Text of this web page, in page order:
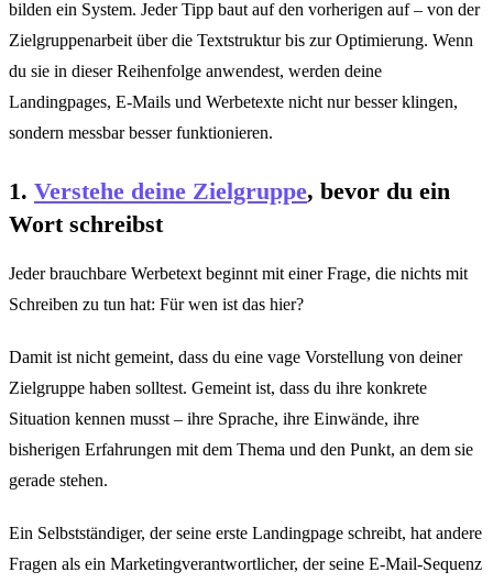
bilden ein System. Jeder Tipp baut auf den vorherigen auf – von der
Zielgruppenarbeit über die Textstruktur bis zur Optimierung. Wenn
du sie in dieser Reihenfolge anwendest, werden deine
Landingpages, E-Mails und Werbetexte nicht nur besser klingen,
sondern messbar besser funktionieren.
1. Verstehe deine Zielgruppe, bevor du ein
Wort schreibst
Jeder brauchbare Werbetext beginnt mit einer Frage, die nichts mit
Schreiben zu tun hat: Für wen ist das hier?
Damit ist nicht gemeint, dass du eine vage Vorstellung von deiner
Zielgruppe haben solltest. Gemeint ist, dass du ihre konkrete
Situation kennen musst – ihre Sprache, ihre Einwände, ihre
bisherigen Erfahrungen mit dem Thema und den Punkt, an dem sie
gerade stehen.
Ein Selbstständiger, der seine erste Landingpage schreibt, hat andere
Fragen als ein Marketingverantwortlicher, der seine E-Mail-Sequenz